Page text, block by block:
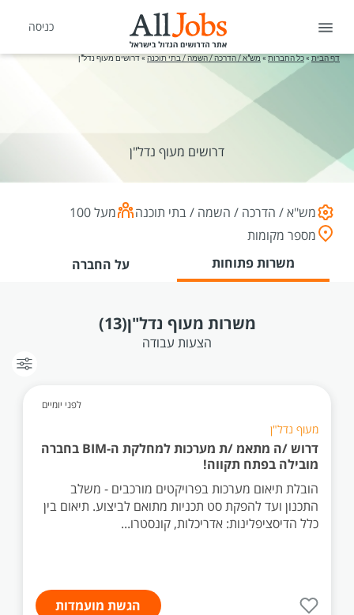
כניסה
דף הבית »כל החברות » מש"א / הדרכה / השמה / בתי תוכנה»דרושים מעוף נדל"ן
דרושים מעוף נדל"ן
מש"א / הדרכה / השמה / בתי תוכנה
מעל 100
מספר מקומות
משרות פתוחות
על החברה
משרות מעוף נדל"ן(13)
הצעות עבודה
לפני יומיים
מעוף נדל"ן
דרוש /ה מתאמ /ת מערכות למחלקת ה-BIM בחברה
מובילה בפתח תקווה!
הובלת תיאום מערכות בפרויקטים מורכבים - משלב
התכנון ועד להפקת סט תכניות מתואם לביצוע. תיאום בין
כלל הדיסציפלינות: אדריכלות, קונסטרו...
הגשת מועמדות